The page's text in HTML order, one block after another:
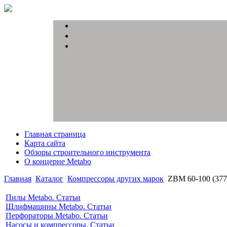
Главная страница
Карта сайта
Обзоры строительного инструмента
О концерне Metabo
Главная Каталог Компрессоры других марок ZBM 60-100
Пилы Metabo. Статьи
Шлифмашины Metabo. Статьи
Перфораторы Metabo. Статьи
Насосы и компрессоры. Статьи